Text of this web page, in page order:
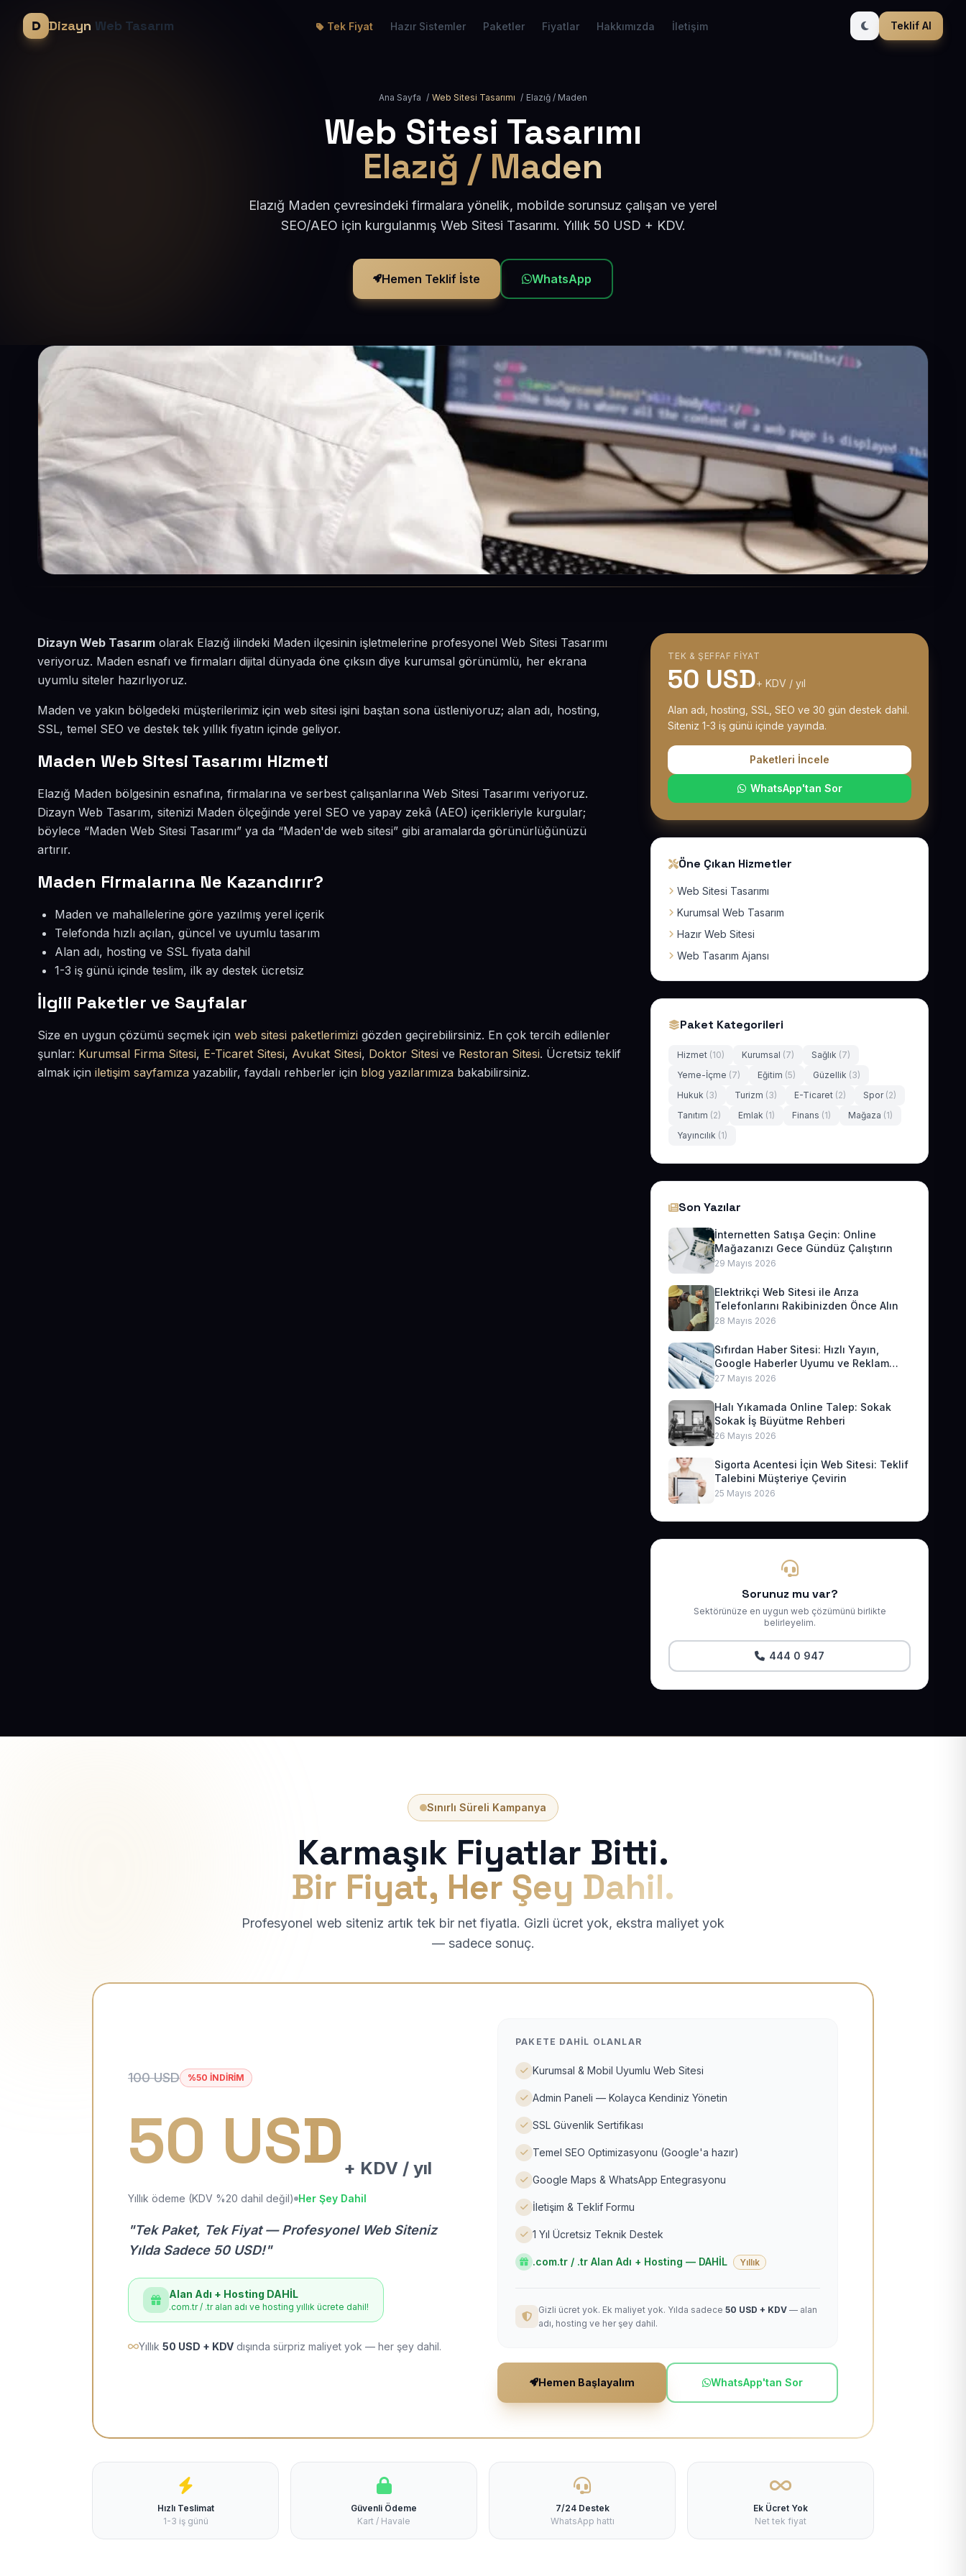
Dizayn Web Tasarım Tek Fiyat Hazır Sistemler Paketler Fiyatlar Hakkımızda İletişim Teklif Al
Ana Sayfa / Web Sitesi Tasarımı / Elazığ / Maden
Web Sitesi Tasarımı
Elazığ / Maden
Elazığ Maden çevresindeki firmalara yönelik, mobilde sorunsuz çalışan ve yerel
SEO/AEO için kurgulanmış Web Sitesi Tasarımı. Yıllık 50 USD + KDV.
Hemen Teklif İste WhatsApp
Dizayn Web Tasarım olarak Elazığ ilindeki Maden ilçesinin işletmelerine profesyonel Web Sitesi Tasarımı
veriyoruz. Maden esnafı ve firmaları dijital dünyada öne çıksın diye kurumsal görünümlü, her ekrana
uyumlu siteler hazırlıyoruz.
Maden ve yakın bölgedeki müşterilerimiz için web sitesi işini baştan sona üstleniyoruz; alan adı, hosting,
SSL, temel SEO ve destek tek yıllık fiyatın içinde geliyor.
Maden Web Sitesi Tasarımı Hizmeti
Elazığ Maden bölgesinin esnafına, firmalarına ve serbest çalışanlarına Web Sitesi Tasarımı veriyoruz.
Dizayn Web Tasarım, sitenizi Maden ölçeğinde yerel SEO ve yapay zekâ (AEO) içerikleriyle kurgular;
böylece “Maden Web Sitesi Tasarımı” ya da “Maden'de web sitesi” gibi aramalarda görünürlüğünüzü
artırır.
Maden Firmalarına Ne Kazandırır?
Maden ve mahallelerine göre yazılmış yerel içerik
Telefonda hızlı açılan, güncel ve uyumlu tasarım
Alan adı, hosting ve SSL fiyata dahil
1-3 iş günü içinde teslim, ilk ay destek ücretsiz
İlgili Paketler ve Sayfalar
Size en uygun çözümü seçmek için web sitesi paketlerimizi gözden geçirebilirsiniz. En çok tercih edilenler
şunlar: Kurumsal Firma Sitesi, E-Ticaret Sitesi, Avukat Sitesi, Doktor Sitesi ve Restoran Sitesi. Ücretsiz teklif
almak için iletişim sayfamıza yazabilir, faydalı rehberler için blog yazılarımıza bakabilirsiniz.
TEK & ŞEFFAF FIYAT
50 USD+ KDV / yıl
Alan adı, hosting, SSL, SEO ve 30 gün destek dahil.
Siteniz 1-3 iş günü içinde yayında.
Paketleri İncele
WhatsApp'tan Sor
Öne Çıkan Hizmetler
Web Sitesi Tasarımı
Kurumsal Web Tasarım
Hazır Web Sitesi
Web Tasarım Ajansı
Paket Kategorileri
Hizmet (10) Kurumsal (7) Sağlık (7)
Yeme-İçme (7) Eğitim (5) Güzellik (3)
Hukuk (3) Turizm (3) E-Ticaret (2) Spor (2)
Tanıtım (2) Emlak (1) Finans (1) Mağaza (1)
Yayıncılık (1)
Son Yazılar
İnternetten Satışa Geçin: Online
Mağazanızı Gece Gündüz Çalıştırın
29 Mayıs 2026
Elektrikçi Web Sitesi ile Arıza
Telefonlarını Rakibinizden Önce Alın
28 Mayıs 2026
Sıfırdan Haber Sitesi: Hızlı Yayın,
Google Haberler Uyumu ve Reklam
Geliri
27 Mayıs 2026
Halı Yıkamada Online Talep: Sokak
Sokak İş Büyütme Rehberi
26 Mayıs 2026
Sigorta Acentesi İçin Web Sitesi: Teklif
Talebini Müşteriye Çevirin
25 Mayıs 2026
Sorunuz mu var?
Sektörünüze en uygun web çözümünü birlikte
belirleyelim.
444 0 947
Sınırlı Süreli Kampanya
Karmaşık Fiyatlar Bitti.
Bir Fiyat, Her Şey Dahil.
Profesyonel web siteniz artık tek bir net fiyatla. Gizli ücret yok, ekstra maliyet yok
— sadece sonuç.
100 USD %50 İNDİRİM
50 USD + KDV / yıl
Yıllık ödeme (KDV %20 dahil değil) Her Şey Dahil
"Tek Paket, Tek Fiyat — Profesyonel Web Siteniz
Yılda Sadece 50 USD!"
Alan Adı + Hosting DAHİL
.com.tr / .tr alan adı ve hosting yıllık ücrete dahil!
Yıllık 50 USD + KDV dışında sürpriz maliyet yok — her şey dahil.
PAKETE DAHIL OLANLAR
Kurumsal & Mobil Uyumlu Web Sitesi
Admin Paneli — Kolayca Kendiniz Yönetin
SSL Güvenlik Sertifikası
Temel SEO Optimizasyonu (Google'a hazır)
Google Maps & WhatsApp Entegrasyonu
İletişim & Teklif Formu
1 Yıl Ücretsiz Teknik Destek
.com.tr / .tr Alan Adı + Hosting — DAHİL Yıllık
Gizli ücret yok. Ek maliyet yok. Yılda sadece 50 USD + KDV — alan
adı, hosting ve her şey dahil.
Hemen Başlayalım WhatsApp'tan Sor
Hızlı Teslimat
1-3 iş günü
Güvenli Ödeme
Kart / Havale
7/24 Destek
WhatsApp hattı
Ek Ücret Yok
Net tek fiyat